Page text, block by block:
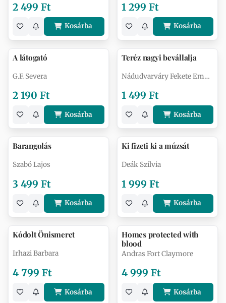
2 499 Ft
Kosárba
1 299 Ft
Kosárba
A látogató
G.F. Severa
2 190 Ft
Kosárba
Teréz nagyi bevállalja
Nádudvarváry Fekete Emma
1 499 Ft
Kosárba
Barangolás
Szabó Lajos
3 499 Ft
Kosárba
Ki fizeti ki a múzsát
Deák Szilvia
1 999 Ft
Kosárba
Kódolt Önismeret
Irhazi Barbara
4 799 Ft
Kosárba
Homes protected with
blood
Andras Fort Claymore
4 999 Ft
Kosárba